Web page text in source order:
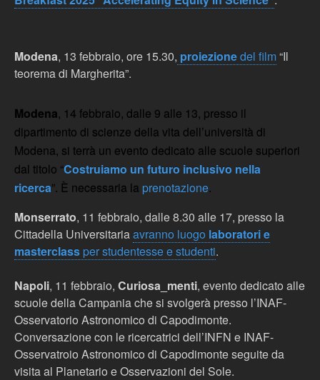
Modena, 13 febbraio, ore 15.30, proiezionedel film“Il
teorema di Margherita”.
Modena, 14 febbraio, dalle 9 alle 13, presso il
dipartimento di scienze della vita dell’università di
Modena, si terrà un evento dedicato alle scuole superiori
dal titolo “Costruiamo un futuro inclusivo nella
ricerca”. È necessaria la prenotazione.
Monserrato, 11 febbraio, dalle 8.30 alle 17, presso la
Cittadella Universitariaavranno luogo laboratori e
masterclass per studentesse e studenti.
Napoli, 11 febbraio, Curiosa_menti, evento dedicato alle
scuole della Campania che si svolgerà presso l’INAF-
Osservatorio Astronomico di Capodimonte.
Conversazione con le ricercatrici dell’INFN e INAF-
Osservatroio Astronomico di Capodimonte seguite da
visita al Planetario e Osservazioni del Sole.